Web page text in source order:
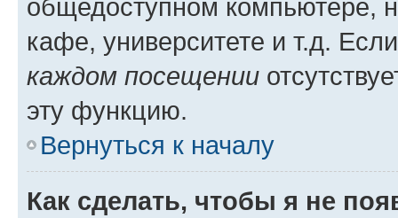
общедоступном компьютере,
кафе, университете и т.д.
каждом посещении
эту функцию.
Вернуться к началу
Как сделать, чтобы я не